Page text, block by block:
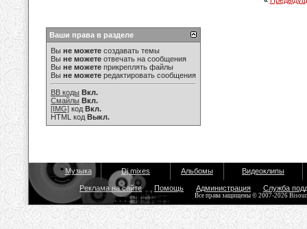
Ваши права в разделе
Вы не можете создавать темы
Вы не можете отвечать на сообщения
Вы не можете прикреплять файлы
Вы не можете редактировать сообщения
BB коды Вкл.
Смайлы Вкл.
[IMG] код Вкл.
HTML код Выкл.
Музыка Dj mixes Альбомы Видеоклипы
Реклама на сайте Помощь Администрация Служба
Все права защищены © 2007-2026